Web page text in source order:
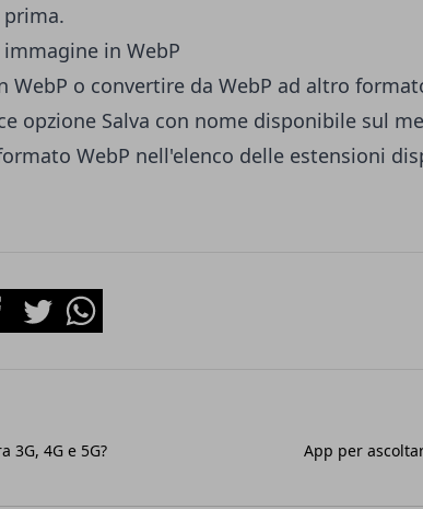
prima.
WebP o convertire da WebP ad altro
opzione Salva con nome disponibile sul
WebP nell'elenco delle estensioni
TwitterWhatsapp
3G, 4G e 5G? App per